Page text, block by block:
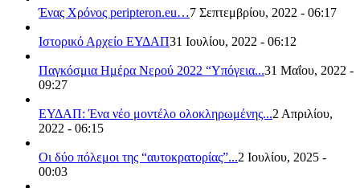
Ένας Χρόνος peripteron.eu…7 Σεπτεμβρίου, 2022 - 06:17
Ιστορικό Αρχείο ΕΥΔΑΠ31 Ιουλίου, 2022 - 06:12
Παγκόσμια Ημέρα Νερού 2022 “Υπόγεια...31 Μαΐου, 2022 -
09:27
ΕΥΔΑΠ: Ένα νέο μοντέλο ολοκληρωμένης...2 Απριλίου,
2022 - 06:15
Οι δύο πόλεμοι της “αυτοκρατορίας”...2 Ιουλίου, 2025 -
00:03